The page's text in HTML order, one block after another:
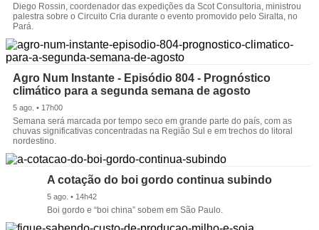
Diego Rossin, coordenador das expedições da Scot Consultoria, ministrou
palestra sobre o Circuito Cria durante o evento promovido pelo Siralta, no
Pará.
Agro Num Instante - Episódio 804 - Prognóstico
climático para a segunda semana de agosto
5 ago. • 17h00
Semana será marcada por tempo seco em grande parte do país, com as
chuvas significativas concentradas na Região Sul e em trechos do litoral
nordestino.
A cotação do boi gordo continua subindo
5 ago. • 14h42
Boi gordo e “boi china” sobem em São Paulo.